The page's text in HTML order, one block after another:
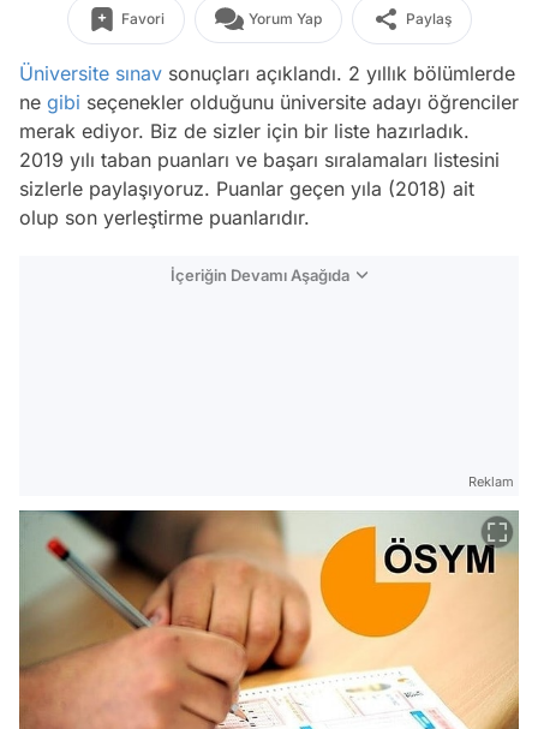
Favori Yorum Yap Paylaş
Üniversite sınav sonuçları açıklandı. 2 yıllık bölümlerde
ne gibi seçenekler olduğunu üniversite adayı öğrenciler
merak ediyor. Biz de sizler için bir liste hazırladık.
2019 yılı taban puanları ve başarı sıralamaları listesini
sizlerle paylaşıyoruz. Puanlar geçen yıla (2018) ait
olup son yerleştirme puanlarıdır.
İçeriğin Devamı Aşağıda
Reklam